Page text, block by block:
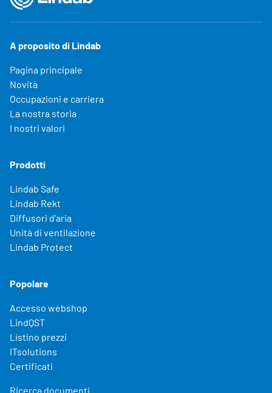
A proposito di Lindab
Pagina principale
Novità
Occupazioni e carriera
La nostra storia
I nostri valori
Prodotti
Lindab Safe
Lindab Rekt
Diffusori d'aria
Unità di ventilazione
Lindab Protect
Popolare
Accesso webshop
LindQST
Listino prezzi
ITsolutions
Certificati
Ricerca documenti